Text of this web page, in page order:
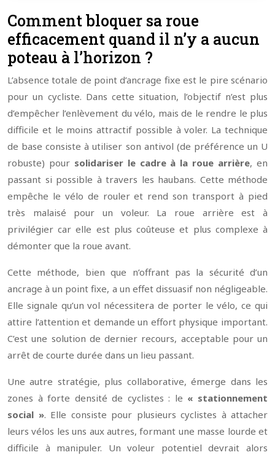
Comment bloquer sa roue
efficacement quand il n’y a aucun
poteau à l’horizon ?
L’absence totale de point d’ancrage fixe est le pire scénario
pour un cycliste. Dans cette situation, l’objectif n’est plus
d’empêcher l’enlèvement du vélo, mais de le rendre le plus
difficile et le moins attractif possible à voler. La technique
de base consiste à utiliser son antivol (de préférence un U
robuste) pour solidariser le cadre à la roue arrière, en
passant si possible à travers les haubans. Cette méthode
empêche le vélo de rouler et rend son transport à pied
très malaisé pour un voleur. La roue arrière est à
privilégier car elle est plus coûteuse et plus complexe à
démonter que la roue avant.
Cette méthode, bien que n’offrant pas la sécurité d’un
ancrage à un point fixe, a un effet dissuasif non négligeable.
Elle signale qu’un vol nécessitera de porter le vélo, ce qui
attire l’attention et demande un effort physique important.
C’est une solution de dernier recours, acceptable pour un
arrêt de courte durée dans un lieu passant.
Une autre stratégie, plus collaborative, émerge dans les
zones à forte densité de cyclistes : le « stationnement
social ». Elle consiste pour plusieurs cyclistes à attacher
leurs vélos les uns aux autres, formant une masse lourde et
difficile à manipuler. Un voleur potentiel devrait alors